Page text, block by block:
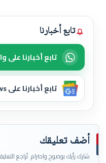
تابع أخبارنا
تابع أخبارنا على
تابع أخبارنا على Google News
أضف تعليقك
شارك رأيك بوضوح واحترام. تُراجع